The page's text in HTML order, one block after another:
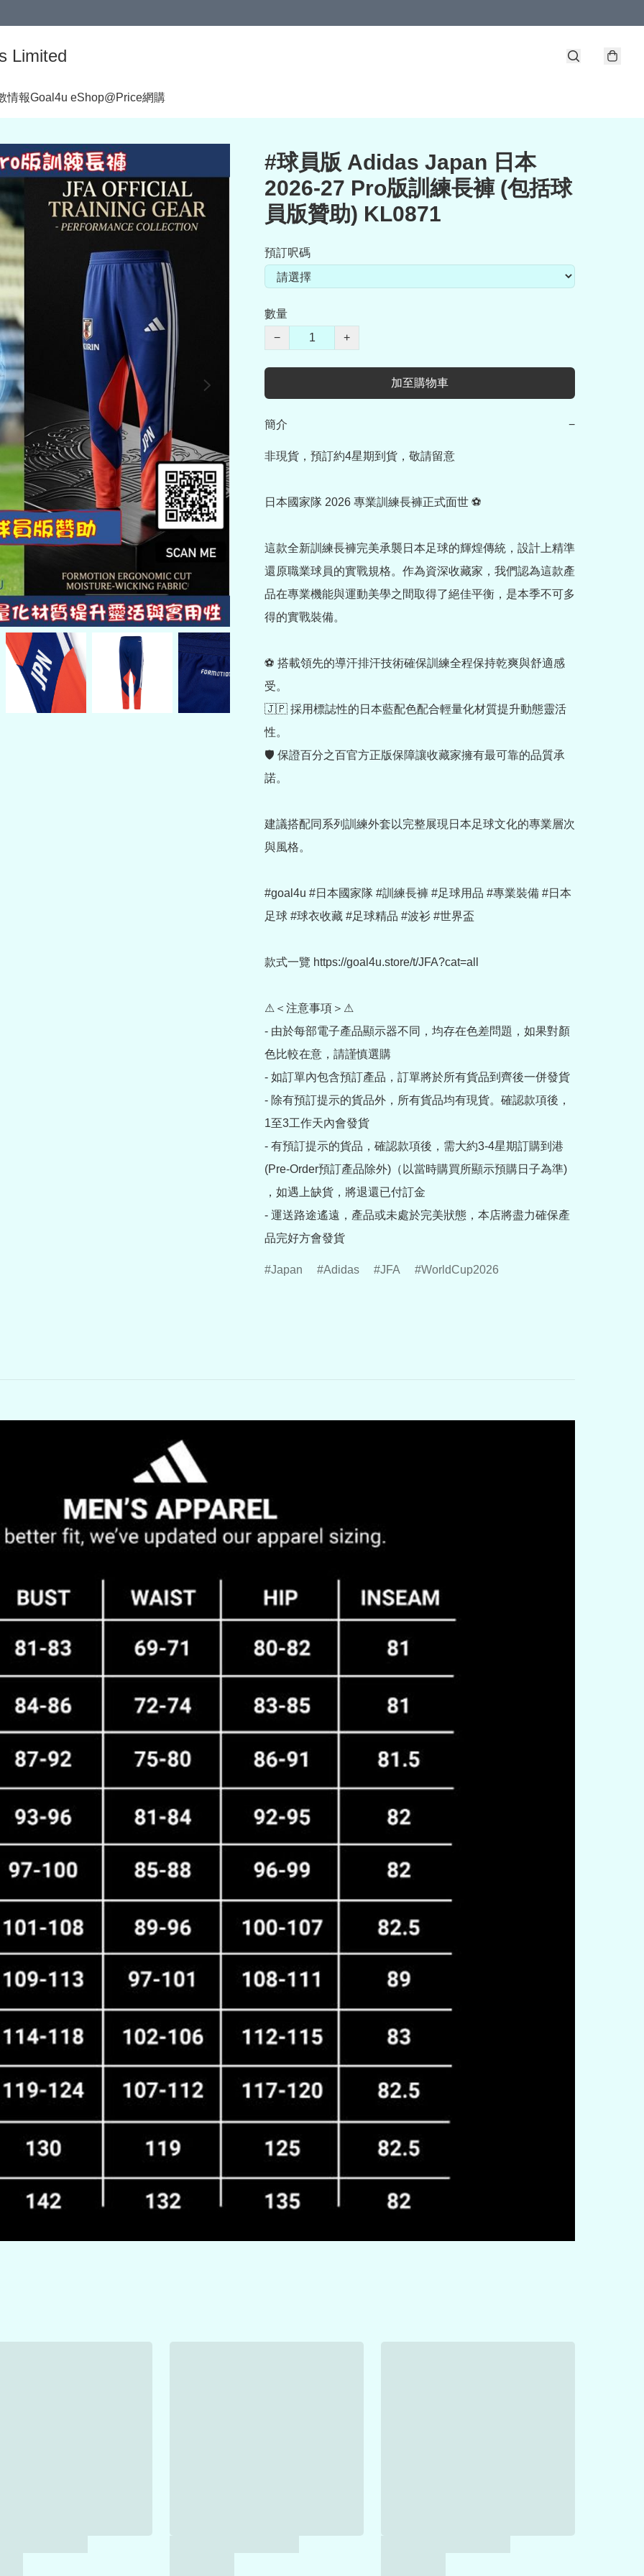
Limited
情報Goal4u eShop@Price網購
#球員版 Adidas Japan 日本
2026-27 Pro版訓練長褲 (包括球
員版贊助) KL0871
預訂呎碼
數量
−
+
加至購物車
簡介 −
非現貨，預訂約4星期到貨，敬請留意
日本國家隊 2026 專業訓練長褲正式面世 ⚽
這款全新訓練長褲完美承襲日本足球的輝煌傳統，設計上精準
還原職業球員的實戰規格。作為資深收藏家，我們認為這款產
品在專業機能與運動美學之間取得了絕佳平衡，是本季不可多
得的實戰裝備。
⚽ 搭載領先的導汗排汗技術確保訓練全程保持乾爽與舒適感
受。
🇯🇵 採用標誌性的日本藍配色配合輕量化材質提升動態靈活
性。
🛡️ 保證百分之百官方正版保障讓收藏家擁有最可靠的品質承
諾。
建議搭配同系列訓練外套以完整展現日本足球文化的專業層次
與風格。
#goal4u #日本國家隊 #訓練長褲 #足球用品 #專業裝備 #日本
足球 #球衣收藏 #足球精品 #波衫 #世界盃
款式一覽 https://goal4u.store/t/JFA?cat=all
⚠＜注意事項＞⚠
- 由於每部電子產品顯示器不同，均存在色差問題，如果對顏
色比較在意，請謹慎選購
- 如訂單內包含預訂產品，訂單將於所有貨品到齊後一併發貨
- 除有預訂提示的貨品外，所有貨品均有現貨。確認款項後，
1至3工作天內會發貨
- 有預訂提示的貨品，確認款項後，需大約3-4星期訂購到港
(Pre-Order預訂產品除外)（以當時購買所顯示預購日子為準)
，如遇上缺貨，將退還已付訂金
- 運送路途遙遠，產品或未處於完美狀態，本店將盡力確保產
品完好方會發貨
Japan Adidas JFA WorldCup2026